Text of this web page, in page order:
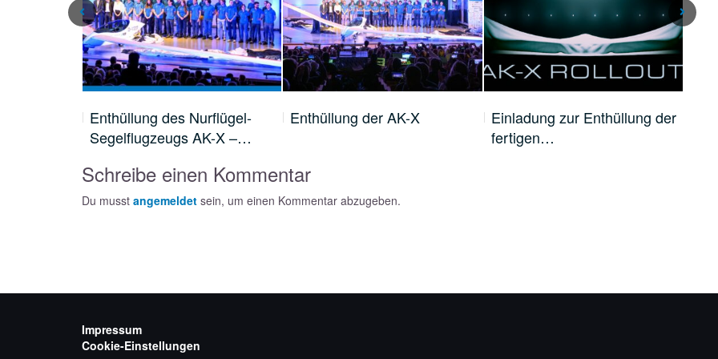
Enthüllung des Nurflügel-
Segelflugzeugs AK-X –…
Enthüllung der AK-X
Einladung zur Enthüllung der
fertigen…
Schreibe einen Kommentar
Du musst angemeldet sein, um einen Kommentar abzugeben.
Impressum
Cookie-Einstellungen